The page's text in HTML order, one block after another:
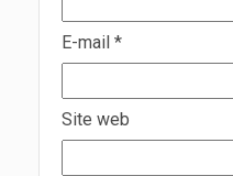
E-mail *
Site web